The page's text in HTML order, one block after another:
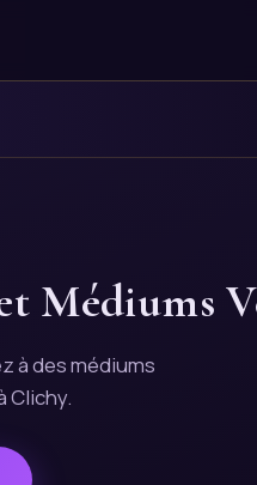
Médiums
à des médiums
Clichy.